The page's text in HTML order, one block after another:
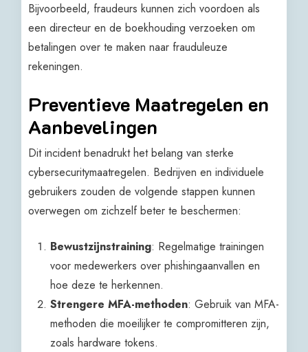
Bijvoorbeeld, fraudeurs kunnen zich voordoen als
een directeur en de boekhouding verzoeken om
betalingen over te maken naar frauduleuze
rekeningen.
Preventieve Maatregelen en
Aanbevelingen
Dit incident benadrukt het belang van sterke
cybersecuritymaatregelen. Bedrijven en individuele
gebruikers zouden de volgende stappen kunnen
overwegen om zichzelf beter te beschermen:
Bewustzijnstraining: Regelmatige trainingen
voor medewerkers over phishingaanvallen en
hoe deze te herkennen.
Strengere MFA-methoden: Gebruik van MFA-
methoden die moeilijker te compromitteren zijn,
zoals hardware tokens.